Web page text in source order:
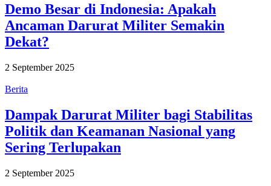
Demo Besar di Indonesia: Apakah
Ancaman Darurat Militer Semakin
Dekat?
2 September 2025
Berita
Dampak Darurat Militer bagi Stabilitas
Politik dan Keamanan Nasional yang
Sering Terlupakan
2 September 2025